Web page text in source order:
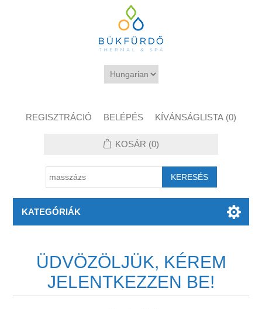
REGISZTRÁCIÓ BELÉPÉS KÍVÁNSÁGLISTA (0)
KOSÁR (0)
KATEGÓRIÁK
ÜDVÖZÖLJÜK, KÉREM
JELENTKEZZEN BE!